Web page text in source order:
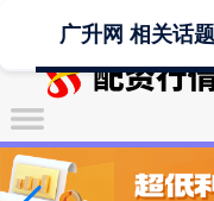
广升网 相关话题